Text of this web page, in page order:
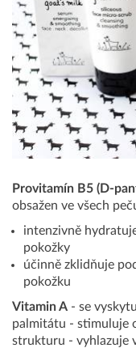
Provitamín B5 (D-
obsažen ve všech
intenzivně
pokožky
účinně zklidňuje
pokožku
Vitamin A - se
palmitátu - stimuluje
strukturu - vyhlazuje